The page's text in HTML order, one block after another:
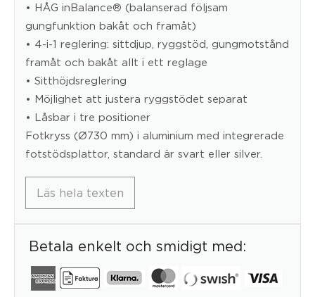
• HÅG inBalance® (balanserad följsam
gungfunktion bakåt och framåt)
• 4-i-1 reglering: sittdjup, ryggstöd, gungmotstånd
framåt och bakåt allt i ett reglage
• Sitthöjdsreglering
• Möjlighet att justera ryggstödet separat
• Låsbar i tre positioner
Fotkryss (Ø730 mm) i aluminium med integrerade
fotstödsplattor, standard är svart eller silver.
Läs hela texten
Betala enkelt och smidigt med: